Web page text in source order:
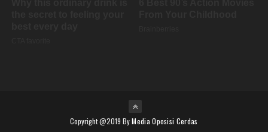
Copyright @2019 ByMedia Oposisi Cerdas